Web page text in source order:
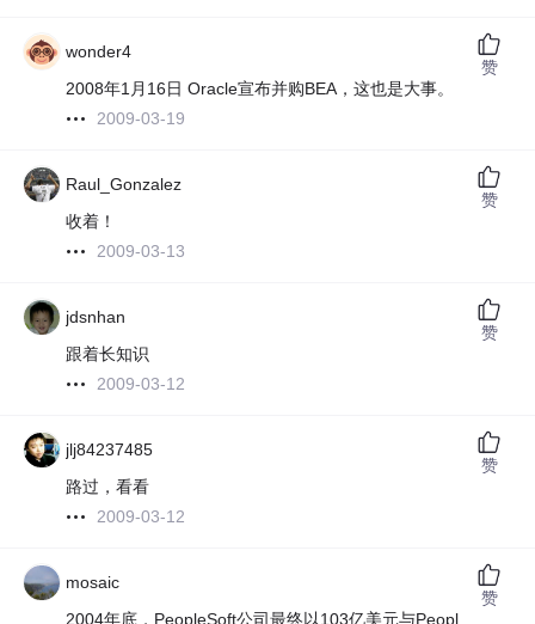
wonder4
2008年1月16日 Oracle宣布并购BEA，这也是大事。
2009-03-19
赞
Raul_Gonzalez
收着！
2009-03-13
赞
jdsnhan
跟着长知识
2009-03-12
赞
jlj84237485
路过，看看
2009-03-12
赞
mosaic
2004年底，PeopleSoft公司最终以103亿美元与Peopl
赞